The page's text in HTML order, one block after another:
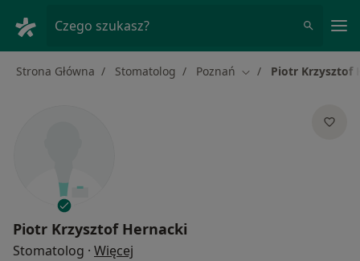
Czego szukasz?
Strona Główna Stomatolog Poznań Zmień miasto
Piotr Krzysztof
Piotr Krzysztof Hernacki
Stomatolog · Więcej